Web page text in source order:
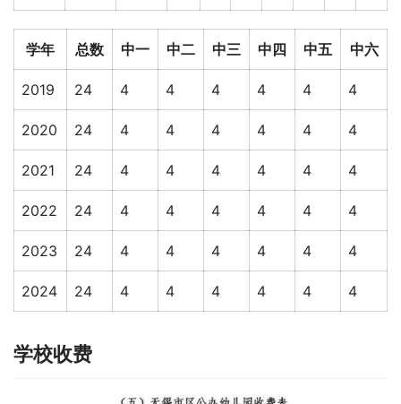
学年 总数 中一 中二 中三 中四 中五 中六
2019 24 4 4 4 4 4 4
2020 24 4 4 4 4 4 4
2021 24 4 4 4 4 4 4
2022 24 4 4 4 4 4 4
2023 24 4 4 4 4 4 4
2024 24 4 4 4 4 4 4
学校收费